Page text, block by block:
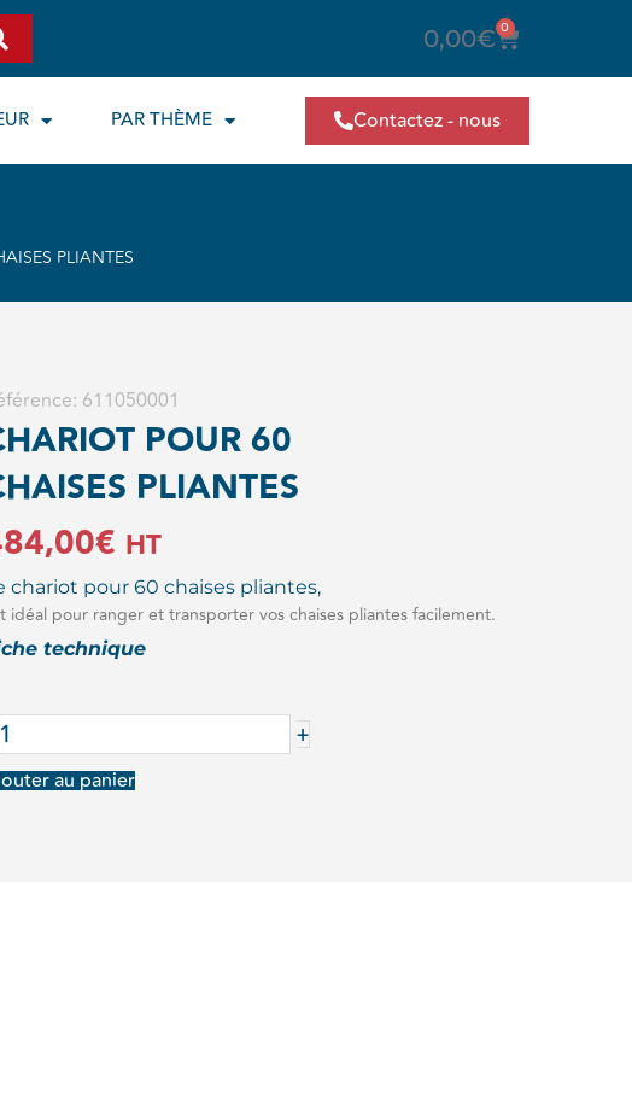
0,00€ 0
Panier
PAR THÈME Contactez - nous
PLIANTES
611050001
POUR 60
PLIANTES
€ HT
chariot pour 60 chaises pliantes,
idéal pour ranger et transporter vos chaises pliantes facilement.
technique
quantité
de
+
au panier